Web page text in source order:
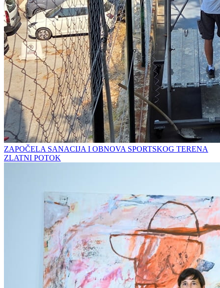
ZAPOČELA SANACIJA I OBNOVA SPORTSKOG TERENA
ZLATNI POTOK